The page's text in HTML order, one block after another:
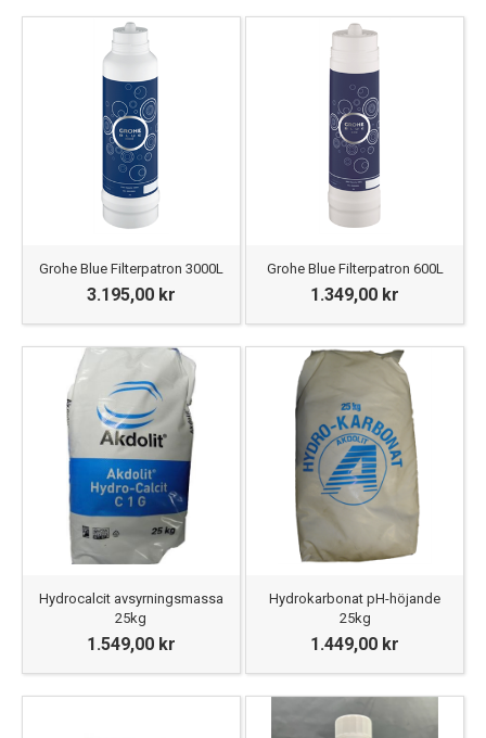
Grohe Blue Filterpatron 3000L
3.195,00 kr
Grohe Blue Filterpatron 600L
1.349,00 kr
Hydrocalcit avsyrningsmassa
25kg
1.549,00 kr
Hydrokarbonat pH-höjande
25kg
1.449,00 kr